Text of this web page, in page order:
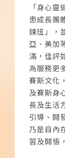
「身心
患成長團
鍊班」，
亞、美加
滿，佳評
為服務更
賽斯文化，
及賽斯身
長及生活
引導、開
乃是自內
習及開悟